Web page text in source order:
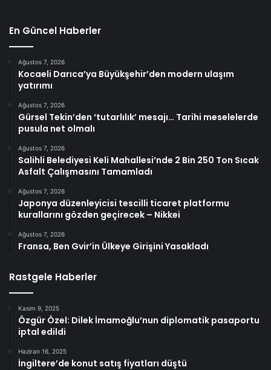
En Güncel Haberler
Ağustos 7, 2026
Kocaeli Darıca’ya Büyükşehir’den modern ulaşım
yatırımı
Ağustos 7, 2026
Gürsel Tekin’den ‘tutarlılık’ mesajı… Tarihi meselelerde
pusula net olmalı
Ağustos 7, 2026
Salihli Belediyesi Keli Mahallesi’nde 2 Bin 250 Ton Sıcak
Asfalt Çalışmasını Tamamladı
Ağustos 7, 2026
Japonya düzenleyicisi tescilli ticaret platformu
kurallarını gözden geçirecek – Nikkei
Ağustos 7, 2026
Fransa, Ben Gvir’in Ülkeye Girişini Yasakladı
Rastgele Haberler
Kasım 9, 2025
Özgür Özel: Dilek İmamoğlu’nun diplomatik pasaportu
iptal edildi
Haziran 16, 2025
İngiltere’de konut satış fiyatları düştü